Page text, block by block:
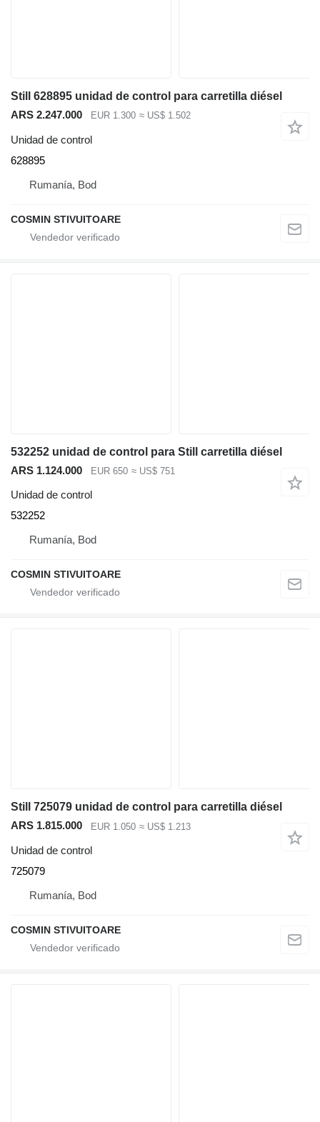
Still 628895 unidad de control para carretilla diésel
ARS 2.247.000
EUR 1.300 ≈ US$ 1.502
Unidad de control
628895
Rumanía, Bod
COSMIN STIVUITOARE
532252 unidad de control para Still carretilla diésel
ARS 1.124.000
EUR 650 ≈ US$ 751
Unidad de control
532252
Rumanía, Bod
COSMIN STIVUITOARE
Still 725079 unidad de control para carretilla diésel
ARS 1.815.000
EUR 1.050 ≈ US$ 1.213
Unidad de control
725079
Rumanía, Bod
COSMIN STIVUITOARE